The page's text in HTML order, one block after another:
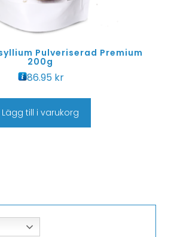
Pulveriserad Premium
200g
86.95 kr
Lägg till i varukorg